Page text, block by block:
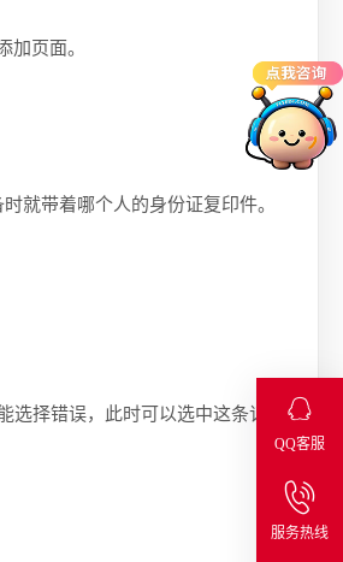

QQ客服
服务热线
页面。
带着哪个人的身份证复印件。
择错误，此时可以选中这条订